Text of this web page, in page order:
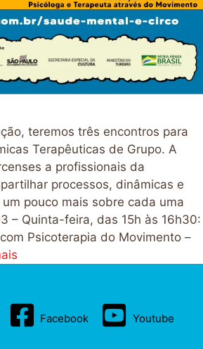
teremos três encontros para
Terapêuticas de Grupo. A
a profissionais da
processos, dinâmicas e
pouco mais sobre cada uma
– Quinta-feira, das 15h às 16h30:
Psicoterapia do Movimento –
Facebook Youtube